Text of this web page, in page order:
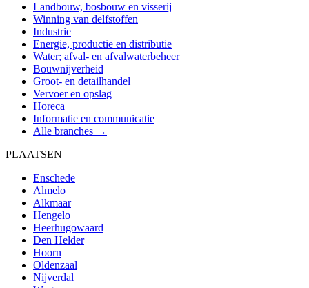
Landbouw, bosbouw en visserij
Winning van delfstoffen
Industrie
Energie, productie en distributie
Water; afval- en afvalwaterbeheer
Bouwnijverheid
Groot- en detailhandel
Vervoer en opslag
Horeca
Informatie en communicatie
Alle branches →
PLAATSEN
Enschede
Almelo
Alkmaar
Hengelo
Heerhugowaard
Den Helder
Hoorn
Oldenzaal
Nijverdal